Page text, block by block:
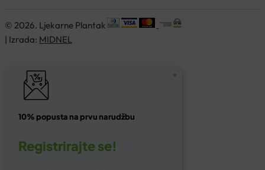
© 2026. Ljekarne Plantak
| Izrada: MIDNEL
10% popusta na prvu narudžbu
Registrirajte se!